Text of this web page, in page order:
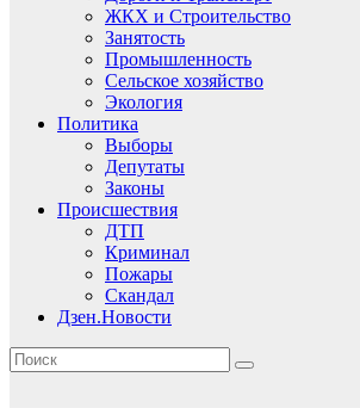
ЖКХ и Строительство
Занятость
Промышленность
Сельское хозяйство
Экология
Политика
Выборы
Депутаты
Законы
Происшествия
ДТП
Криминал
Пожары
Скандал
Дзен.Новости